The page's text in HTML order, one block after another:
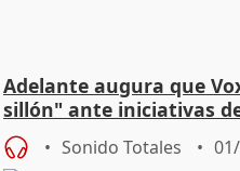
Adelante augura que
sillón" ante iniciativas
Sonido Totales